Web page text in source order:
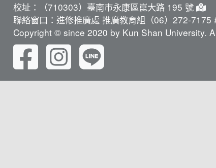
校址：（710303）臺南市永康區崑大路 195 號
聯絡窗口：進修推廣處 推廣教育組（06）272-7175
Copyright © since 2020 by Kun Shan University.